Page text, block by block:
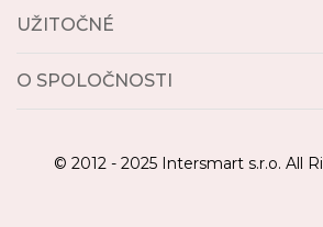
UŽITOČNÉ
O SPOLOČNOSTI
© 2012 - 2025 Intersmart s.r.o. All